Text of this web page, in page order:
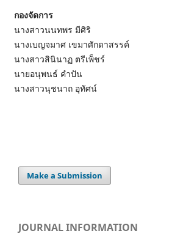
กองจัดการ
นางสาวนนทพร มีศิริ
นางเบญจมาศ เขมาศักดาสรรค์
นางสาวสินินาฏ ตรีเพ็ชร์
นายอนุพนธ์ คำปัน
นางสาวนุชนาถ อุทัศน์
Make a Submission
JOURNAL INFORMATION